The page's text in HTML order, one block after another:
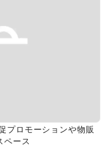
プロモーションや物販
ペース